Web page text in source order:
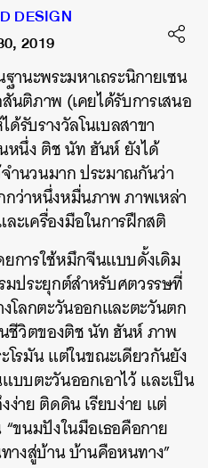
DESIGN
2019
านะพระมหาเถระนิกายเซน
ติภาพ (เคยได้รับการเสนอ
รับรางวัลโนเบลสาขา
นึ่ง ติช นัท ฮันห์ ยังได้
ำนวนมาก ประมาณกันว่า
ว่าหนึ่งหมื่นภาพ ภาพเหล่า
ะเครื่องมือในการฝึกสติ
การใช้หมึกจีนแบบดั้งเดิม
มประยุกต์สำหรับศตวรรษที่
โลกตะวันออกและตะวันตก
ชีวิตของติช นัท ฮันห์ ภาพ
โรมัน แต่ในขณะเดียวกันยัง
บบตะวันออกเอาไว้ และเป็น
ง่าย ติดดิน เรียบง่าย แต่
ขนมปังในมือเธอคือกาย
างสู่บ้าน บ้านคือหนทาง”